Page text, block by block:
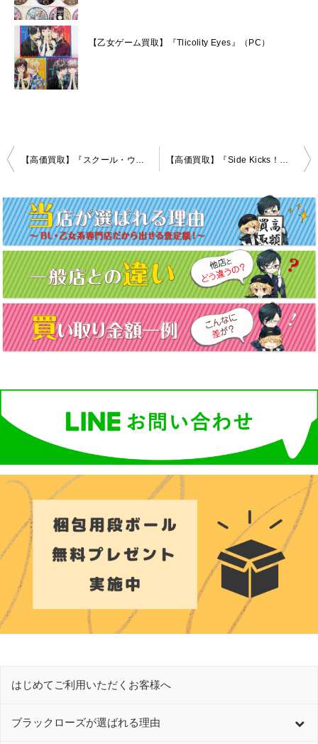
【乙女ゲーム買取】『Tlicolity Eyes』（PC）
投
ナ
ビ
ゲ
ー
シ
ョ
ン
【高価買取】『スクール・ウォーズ 全巻パック 本編＆卒業戦線』（PS Vita） 【高価買取】『Side Kicks！』（PS Vita）
はじめてご利用いただくお客様へ
ブラックローズが選ばれる理由